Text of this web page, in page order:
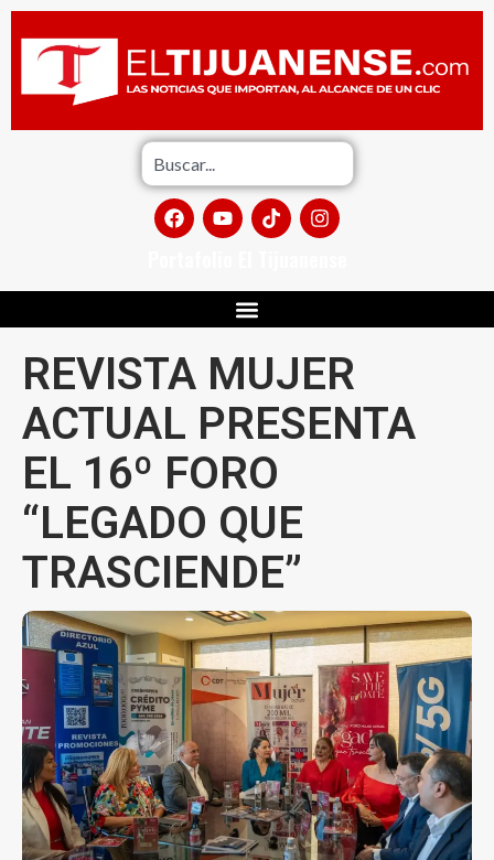
REVISTA MUJER
ACTUAL PRESENTA
EL 16º FORO
“LEGADO QUE
TRASCIENDE”